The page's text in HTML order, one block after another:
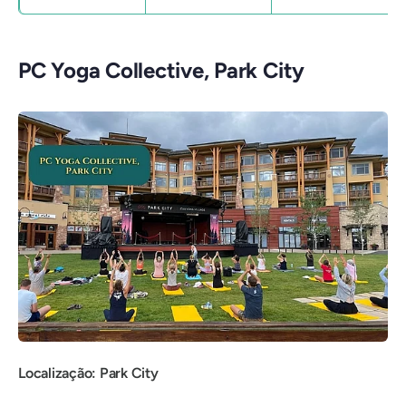
PC Yoga Collective, Park City
Localização: Park City